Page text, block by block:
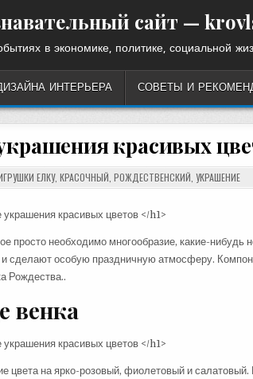
сайт —
в экономике, политике, социальной
ИНТЕРЬЕРА СОВЕТЫ И
красивых
ЕЛКУ, КРАСОЧНЫЙ РОЖДЕСТВЕНСКИЙ УКРАШЕНИЕ
просто необходимо многообразие, какие-нибудь
сделают особую праздничную атмосферу.
Рождества..
венка
цвета на ярко-розовый, фиолетовый и